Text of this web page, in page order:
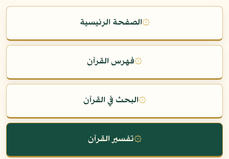
۞الصفحة الرئيسية
۞فهرس القرآن
۞البحث في القرآن
۞تفسير القرآن